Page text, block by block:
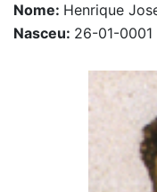
Nome: Henrique
Nasceu: 26-01-0001